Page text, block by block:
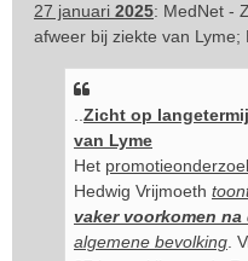
27 januari 2025: MedNet -
afweer bij ziekte van Lyme;
Zicht op
van Lyme
Het
Hedwig Vrijmoeth
vaker voorkomen na
algemene bevolking .